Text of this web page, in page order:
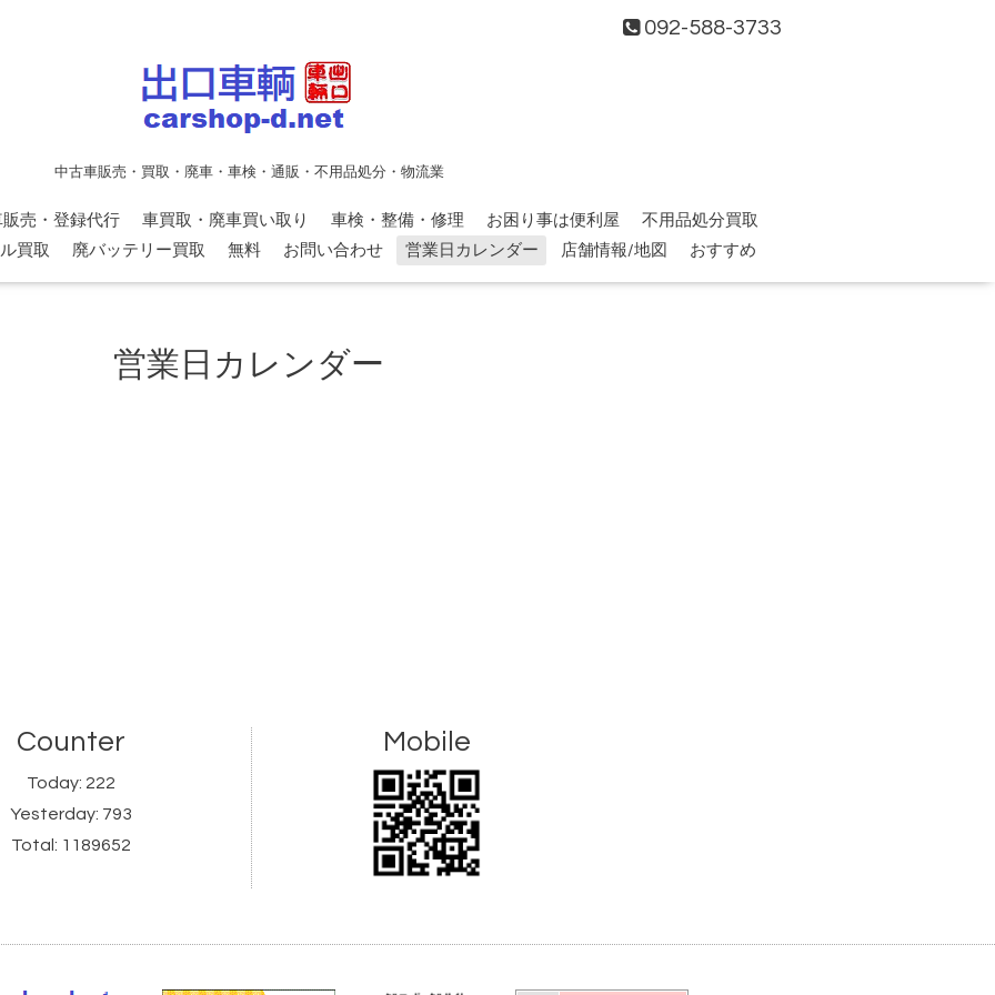
092-588-3733
中古車販売・買取・廃車・車検・通販・不用品処分・物流業
売・登録代行 車買取・廃車買い取り 車検・整備・修理 お困り事は便利屋
不用品処分買取
買取
廃バッテリー買取 無料 お問い合わせ 営業日カレンダー 店舗情報/地図 おすすめ
営業日カレンダー
Counter
Today: 222
Yesterday: 793
Total: 1189652
Mobile